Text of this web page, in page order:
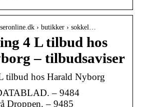
› butikker › sokkel…
4 L tilbud hos
– tilbudsaviser
tilbud hos Harald Nyborg
– 9484
Droppen. – 9485